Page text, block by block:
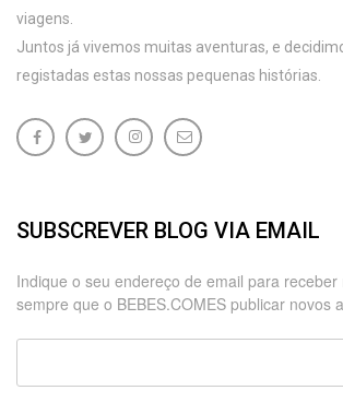
viagens.
Juntos já vivemos muitas aventuras, e
registadas estas nossas pequenas histórias.
SUBSCREVER BLOG VIA EMAIL
Indique o seu endereço de email para receber
sempre que o BEBES.COMES publicar novos
Endereço
email